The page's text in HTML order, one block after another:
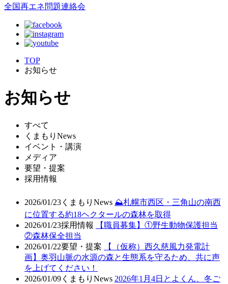
全国再エネ問題連絡会
TOP
お知らせ
お知らせ
すべて
くまもりNews
イベント・講演
メディア
要望・提案
採用情報
2026/01/23 くまもりNews ⛰️札幌市西区・三角山の南西
に位置する約18ヘクタールの森林を取得
2026/01/23採用情報
【職員募集】①野生動物保護担当
②森林保全担当
2026/01/22要望・提案
【（仮称）西久慈風力発電計
画】奥羽山脈の水源の森と生態系を守るため、共に声
を上げてください！
2026/01/09 くまもりNews 2026年1月4日とよくん、冬ご